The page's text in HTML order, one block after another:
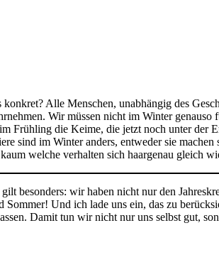
konkret? Alle Menschen, unabhängig des
Wir müssen nicht im Winter
Frühling die Keime, die jetzt noch unter der
sind im Winter anders, entweder sie
welche verhalten sich haargenau gleich
besonders: wir haben nicht nur den
Sommer! Und ich lade uns ein, das zu
Damit tun wir nicht nur uns selbst gut,